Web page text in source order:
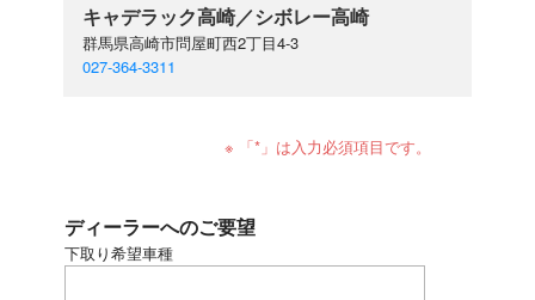
キャデラック高崎／シボレー高崎
群馬県高崎市問屋町西2丁目4-3
027-364-3311
※ 「*」は入力必須項目です。
ディーラーへのご要望
下取り希望車種